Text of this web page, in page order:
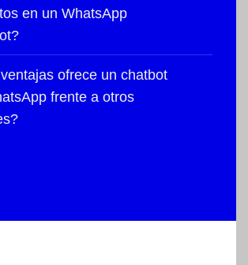
en un WhatsApp
ofrece un chatbot
frente a otros